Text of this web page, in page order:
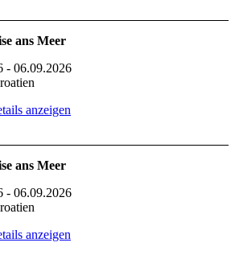
ans Meer
- 06.09.2026
anzeigen
ans Meer
- 06.09.2026
anzeigen